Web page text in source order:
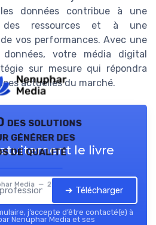
données contribue à une
des ressources et à une
vos performances. Avec une
votre média digital
sur mesure qui répondra
actuelles du marché.
des solutions
générer des
de qualité
Media — 2026
le livre
➔ Télécharger
j’accepte d’être contacté(e) à
Nenuphar Media et ses